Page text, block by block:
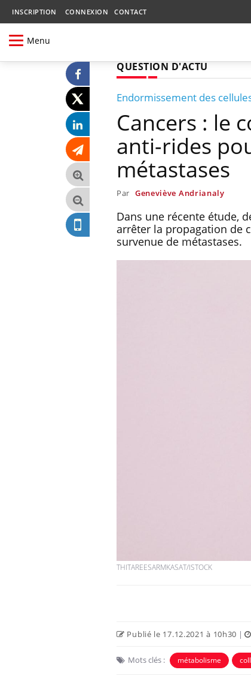
INSCRIPTION CONNEXION CONTACT
Menu
QUESTION D'ACTU
Endormissement des
Cancers : le
anti-rides
métastases
Par Geneviève Andrianaly
Dans une récente étude,
arrêter la propagation de
survenue de métastases.
THITAREESARMKASAT/ISTOCK
Publié le 17.12.2021 à 10h30 |
Mots clés : métabolisme
Eczéma Chronique des Mains :
expliquer ma maladie Youtube